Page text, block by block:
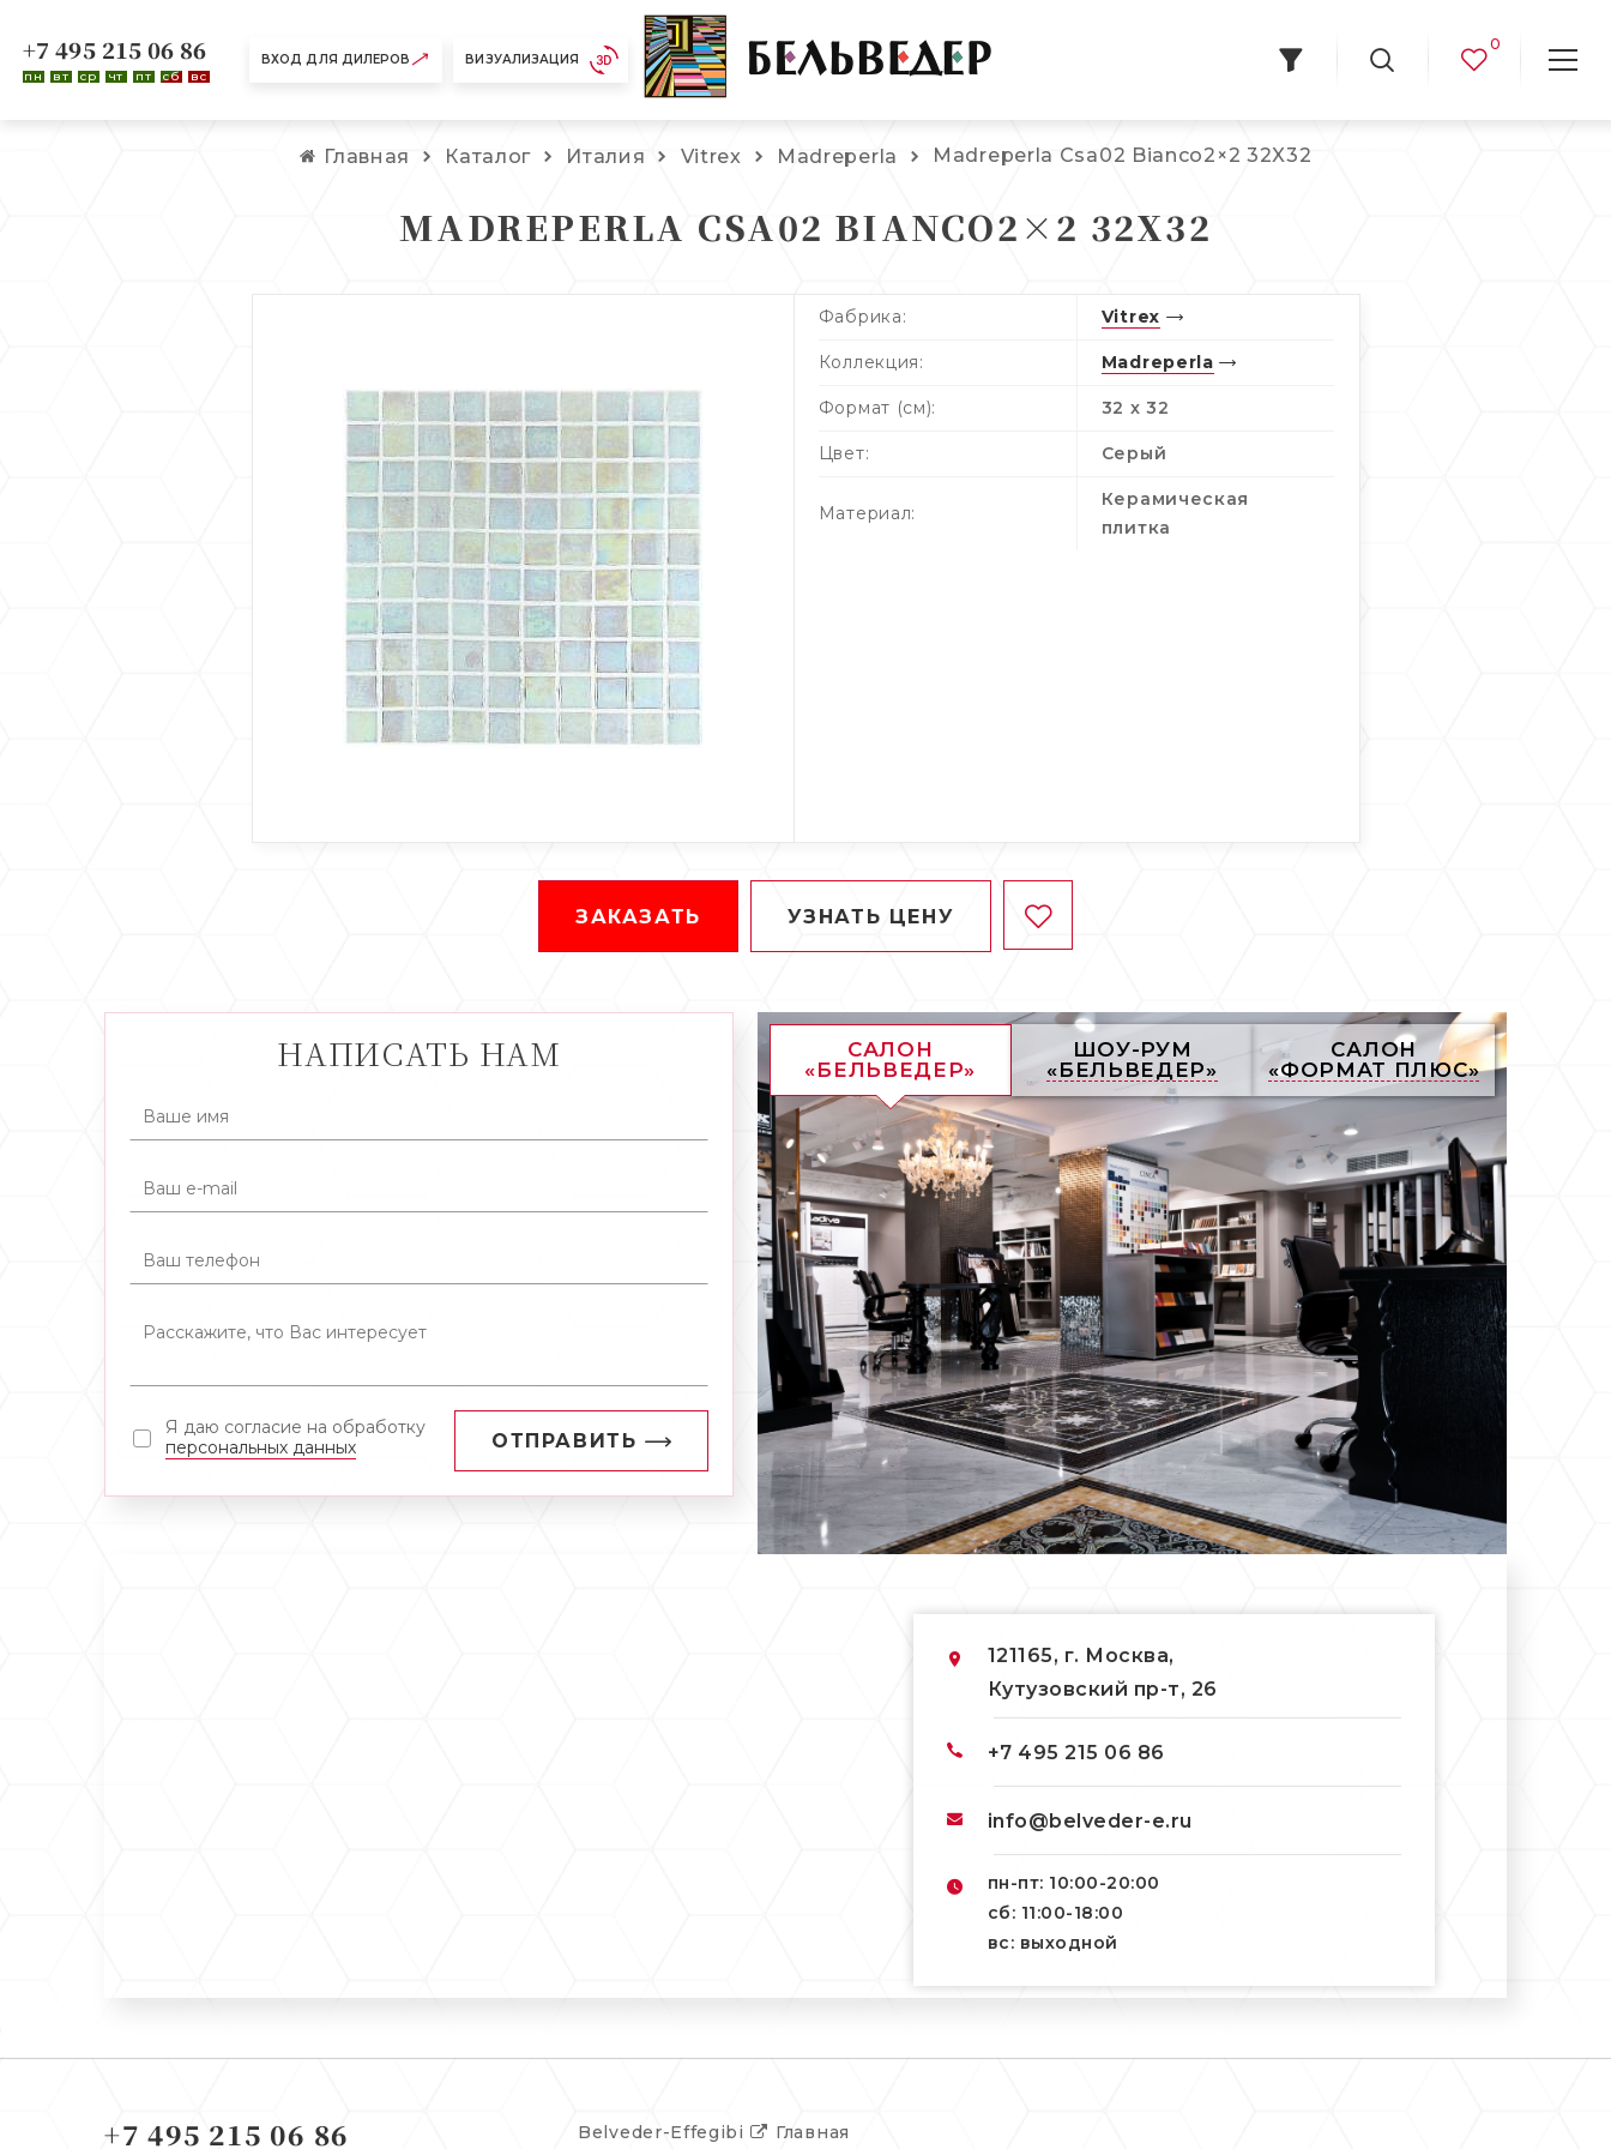
ВХОД ДЛЯ ДИЛЕРОВ ВИЗУАЛИЗАЦИЯ
+7 495 215 06 86
пн вт ср чт пт сб вс
0
Главная Каталог Италия Vitrex Madreperla Madreperla Csa02 Bianco2×2 32X32
MADREPERLA CSA02 BIANCO2×2 32X32
Фабрика: Vitrex
Коллекция: Madreperla
Формат (см): 32 x 32
Цвет: Серый
Материал:
Керамическая
плитка
ЗАКАЗАТЬ УЗНАТЬ ЦЕНУ
НАПИСАТЬ НАМ
Я даю согласие на обработку
персональных данных
ОТПРАВИТЬ
САЛОН
«БЕЛЬВЕДЕР»
ШОУ-РУМ
«БЕЛЬВЕДЕР»
САЛОН
«ФОРМАТ ПЛЮС»
121165, г. Москва,
Кутузовский пр-т, 26
+7 495 215 06 86
info@belveder-e.ru
пн-пт: 10:00-20:00
сб: 11:00-18:00
вс: выходной
+7 495 215 06 86 Главная
Belveder-Effegibi